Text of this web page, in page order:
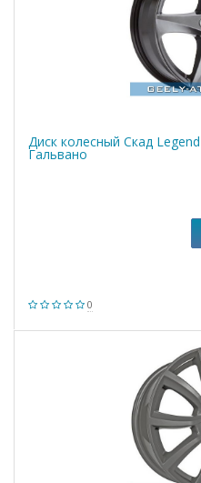
Диск колесный Скад
Гальвано
0